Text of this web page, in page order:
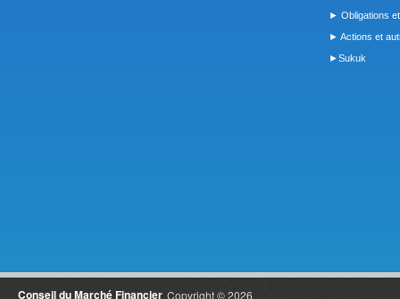
► Obligations
► Actions et
►Sukuk
Copyright © 2026
Conseil du Marché Financier